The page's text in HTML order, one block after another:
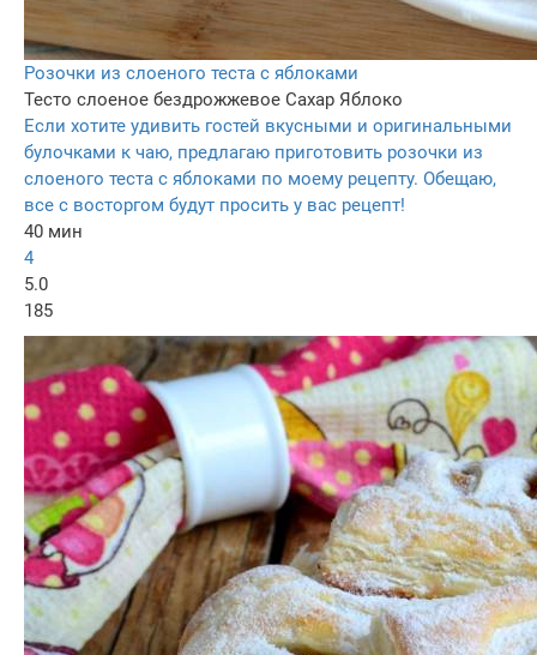
Розочки из слоеного теста с яблоками
Тесто слоеное бездрожжевое Сахар Яблоко
Если хотите удивить гостей вкусными и оригинальными
булочками к чаю, предлагаю приготовить розочки из
слоеного теста с яблоками по моему рецепту. Обещаю,
все с восторгом будут просить у вас рецепт!
40 мин
4
5.0
185